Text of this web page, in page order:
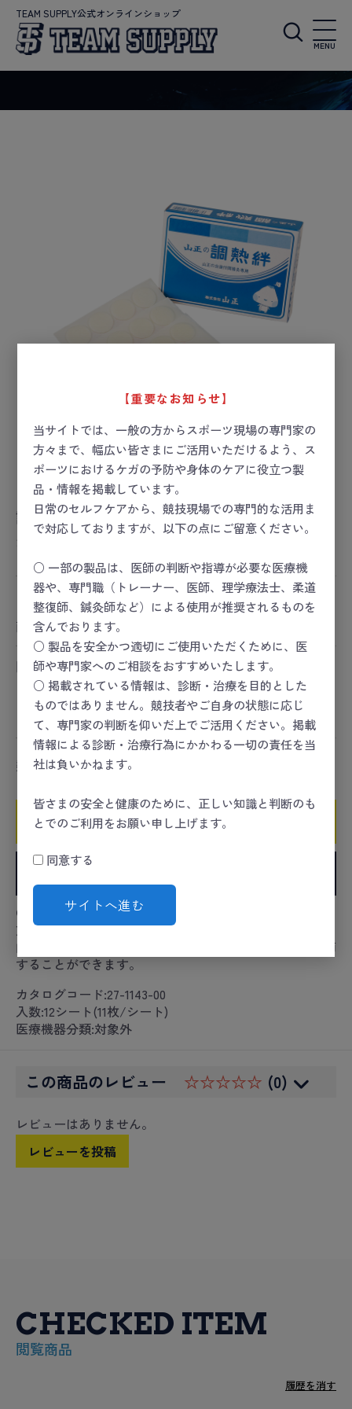
TEAM SUPPLY公式オンラインショップ
MENU
【重要なお知らせ】
当サイトでは、一般の方からスポーツ現場の専門家の
方々まで、幅広い皆さまにご活用いただけるよう、ス
ポーツにおけるケガの予防や身体のケアに役立つ製
品・情報を掲載しています。
日常のセルフケアから、競技現場での専門的な活用ま
で対応しておりますが、以下の点にご留意ください。
○ 一部の製品は、医師の判断や指導が必要な医療機
器や、専門職（トレーナー、医師、理学療法士、柔道
整復師、鍼灸師など）による使用が推奨されるものを
含んでおります。
○ 製品を安全かつ適切にご使用いただくために、医
師や専門家へのご相談をおすすめいたします。
○ 掲載されている情報は、診断・治療を目的とした
ものではありません。競技者やご自身の状態に応じ
て、専門家の判断を仰いだ上でご活用ください。掲載
情報による診断・治療行為にかかわる一切の責任を当
社は負いかねます。
皆さまの安全と健康のために、正しい知識と判断のも
とでのご利用をお願い申し上げます。
同意する
サイトへ進む
調熱絆
お届け目安：1週間以内
ー 価格は会員のみ閲覧いただけます ー
商品コード： 27-1143-00
関連カテゴリ
コンディショニング
コンディショニング ＞
治療
コンディショニング ＞治療 ＞鍼灸
数量
カートに入れる
●長生灸専用。●熱源と肌の距離を調節し、熱の伝わり
方を変えることで、熱さを調節することができます。●
内側の円を残したり取り除いたりして、温度を2段階調節
することができます。
カタログコード:27-1143-00
入数:12シート(11枚/シート)
医療機器分類:対象外
この商品のレビュー ☆☆☆☆☆ (0)
レビューはありません。
レビューを投稿
CHECKED ITEM
閲覧商品
履歴を消す